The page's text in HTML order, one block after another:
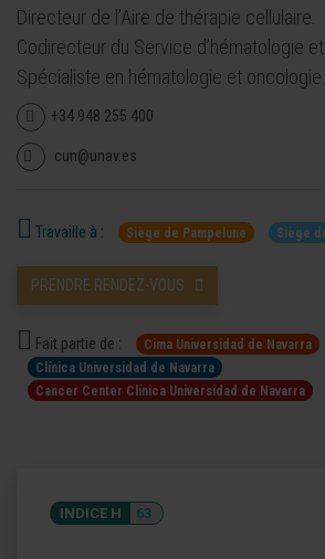
Directeur de l’Aire de thérapie cellulaire.
Codirecteur du Service d’hématologie et
Spécialiste en hématologie et oncologie.
+34 948 255 400
cun@unav.es
Travaille à : Siège de Pampelune Siège
PRENDRE RENDEZ-VOUS
Fait partie de :
Cima Universidad de Navarra
Clínica Universidad de Navarra
Cancer Center Clínica Universidad de Navarra
INDICE H 63